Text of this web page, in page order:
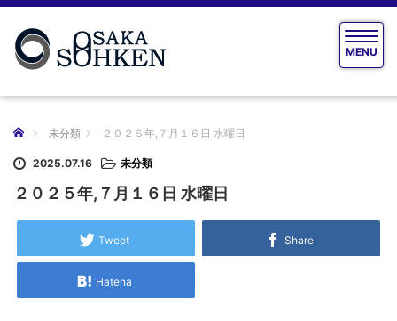
T
o
g
MENU
ホーム 未分類 ２０２５年,７月１６日 水曜日
2025.07.16 未分類
２０２５年,７月１６日 水曜日
Tweet Share
Hatena